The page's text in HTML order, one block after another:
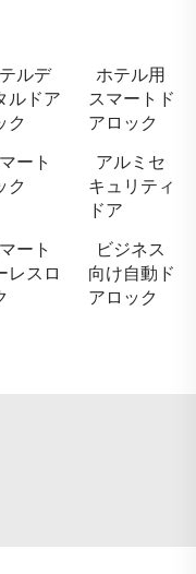
ルデ
ルドア
ク
ホテル用
スマートド
アロック
ート
ク
アルミセ
キュリティ
ドア
ート
レスロ
ビジネス
向け自動ド
アロック